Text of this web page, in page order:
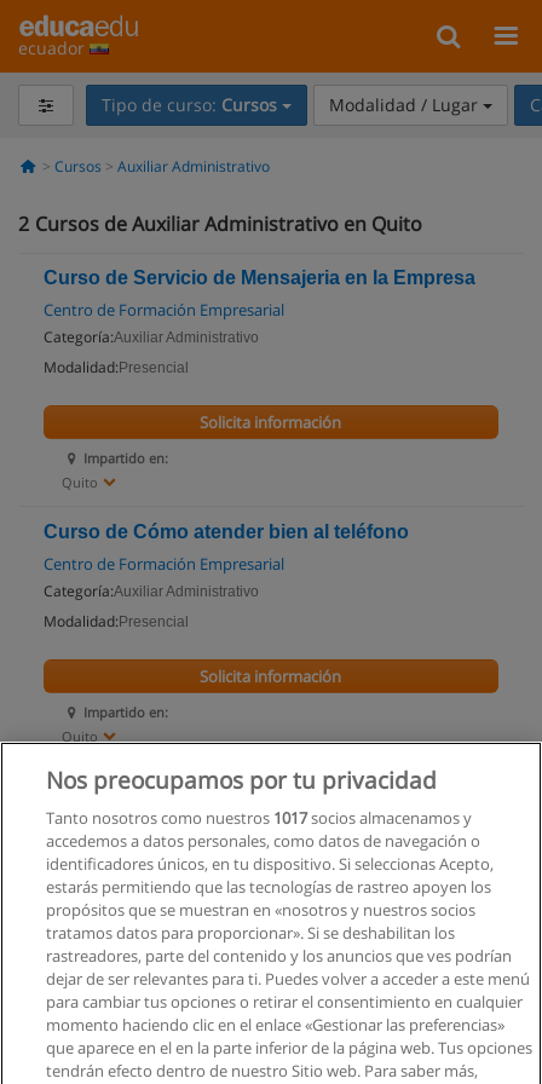
ecuador
Tipo de curso: Cursos Modalidad / Lugar
Cursos Auxiliar Administrativo
2 Cursos de Auxiliar Administrativo en Quito
Curso de Servicio de Mensajeria en la Empresa
Centro de Formación Empresarial
Categoría:Auxiliar Administrativo
Modalidad: Presencial
Impartido en:
Quito
Solicita información
Curso de Cómo atender bien al teléfono
Centro de Formación Empresarial
Categoría:Auxiliar Administrativo
Modalidad: Presencial
Impartido en:
Quito
Solicita información
Nos preocupamos por tu privacidad
Tanto nosotros como nuestros 1017socios almacenamos y
accedemos a datos personales, como datos de navegación o
identificadores únicos, en tu dispositivo. Si seleccionas Acepto,
estarás permitiendo que las tecnologías de rastreo apoyen los
propósitos que se muestran en «nosotros y nuestros socios
tratamos datos para proporcionar». Si se deshabilitan los
rastreadores, parte del contenido y los anuncios que ves podrían
dejar de ser relevantes para ti. Puedes volver a acceder a este menú
para cambiar tus opciones o retirar el consentimiento en cualquier
momento haciendo clic en el enlace «Gestionar las preferencias»
que aparece en el en la parte inferior de la página web. Tus opciones
tendrán efecto dentro de nuestro Sitio web. Para saber más,